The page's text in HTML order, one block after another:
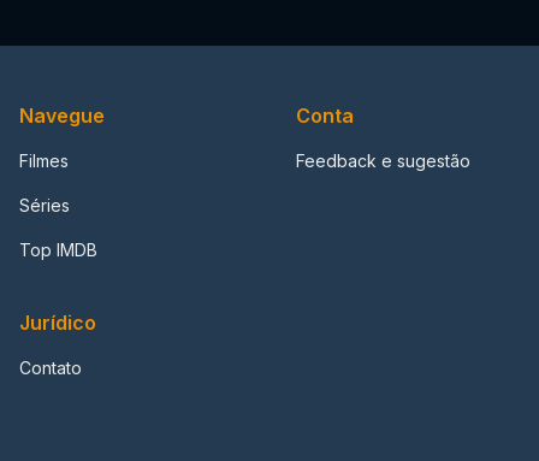
Navegue
Filmes
Séries
Top IMDB
Conta
Feedback e sugestão
Jurídico
Contato